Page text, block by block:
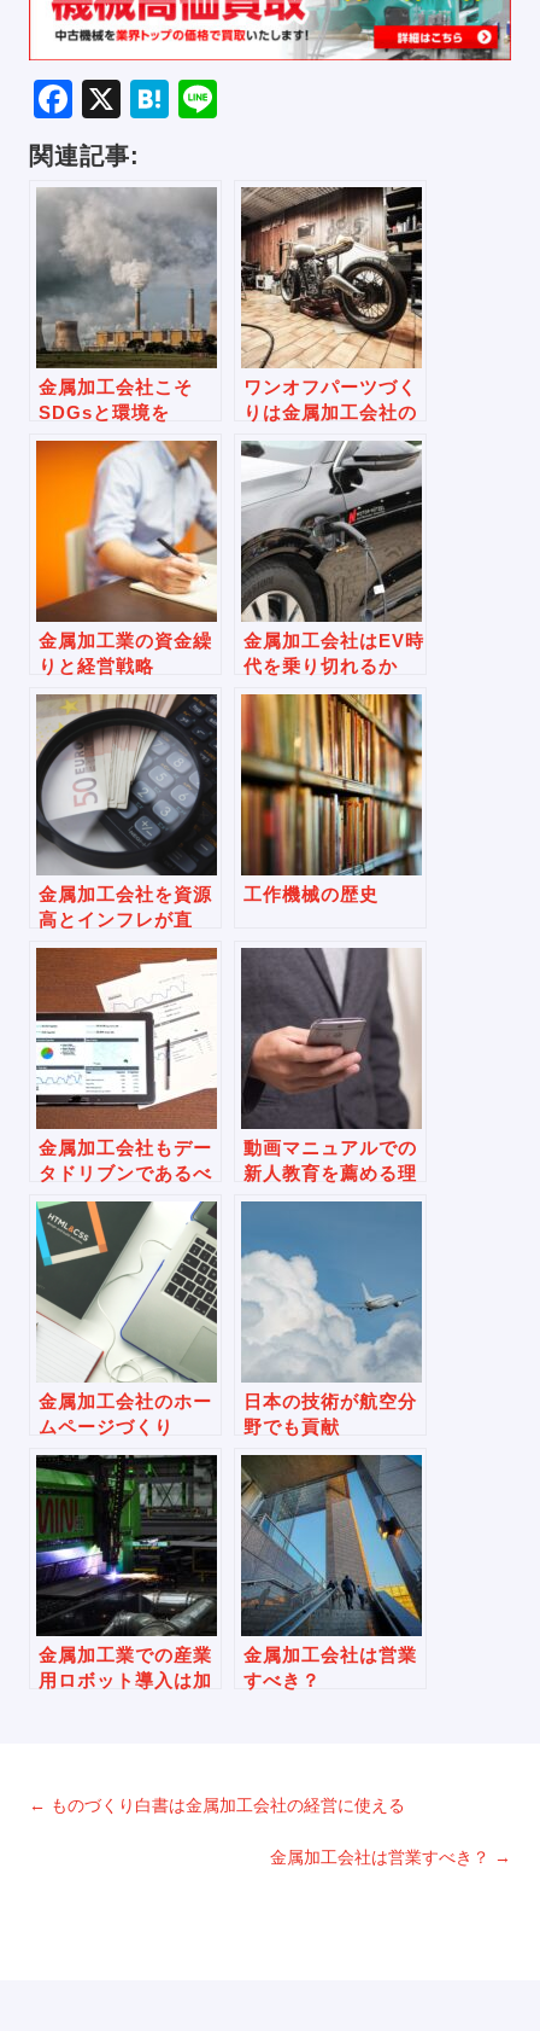
Facebook
X Hatena
関連記事:
金属加工会社こそ
SDGsと環境を
ワンオフパーツづく
りは金属加工会社の
副業？
金属加工業の資金繰
りと経営戦略
金属加工会社はEV時
代を乗り切れるか
金属加工会社を資源
高とインフレが直
撃、生き残り策は？
工作機械の歴史
金属加工会社もデー
タドリブンであるべ
きか
動画マニュアルでの
新人教育を薦める理
由
金属加工会社のホー
ムページづくり
日本の技術が航空分
野でも貢献
金属加工業での産業
用ロボット導入は加
金属加工会社は営業
すべき？
← ものづくり白書は金属加工会社の経営に使える
金属加工会社は営業すべき？ →